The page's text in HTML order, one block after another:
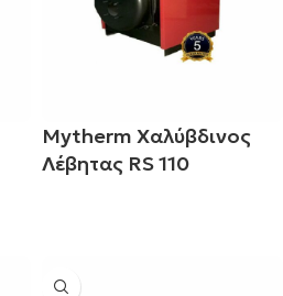
Mytherm Χαλύβδινος
Λέβητας RS 110